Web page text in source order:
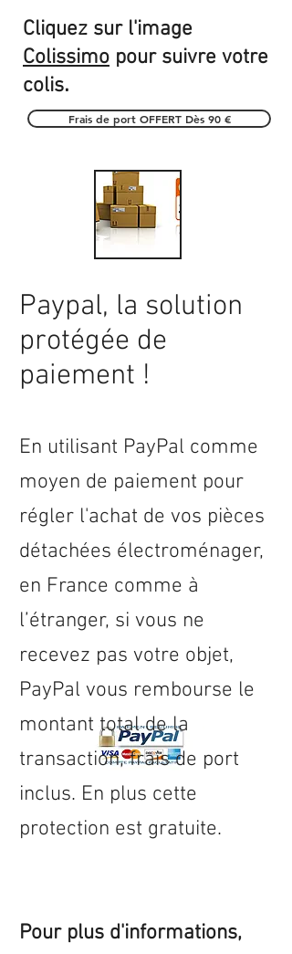
Cliquez sur l'image
Colissimo pour suivre votre
colis.
Frais de port OFFERT Dès 90 €
Paypal, la solution
protégée de
paiement !
En utilisant PayPal comme
moyen de paiement pour
régler l'achat de vos pièces
détachées électroménager,
en France comme à
l’étranger, si vous ne
recevez pas votre objet,
PayPal vous rembourse le
montant total de la
transaction, frais de port
inclus. En plus cette
protection est gratuite.
Pour plus d'informations,